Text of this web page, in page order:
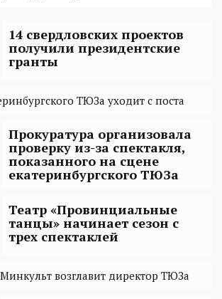
14 свердловских проектов
получили президентские
гранты
ТЮЗа уходит с поста
Прокуратура организовала
проверку из-за спектакля,
показанного на сцене
екатеринбургского ТЮЗа
Театр «Провинциальные
танцы» начинает сезон с
трех спектаклей
возглавит директор ТЮЗа